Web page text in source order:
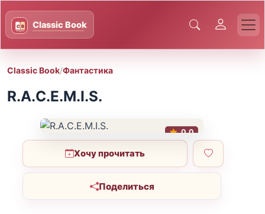
Classic Book/Фантастика
R.A.C.E.M.I.S.
0.0
Хочу прочитать
Поделиться